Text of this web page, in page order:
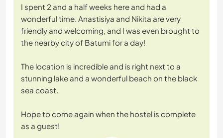
I spent 2 and a half weeks here and had a
wonderful time. Anastisiya and Nikita are very
friendly and welcoming, and I was even brought to
the nearby city of Batumi for a day!
The location is incredible and is right next to a
stunning lake and a wonderful beach on the black
sea coast.
Hope to come again when the hostel is complete
as a guest!